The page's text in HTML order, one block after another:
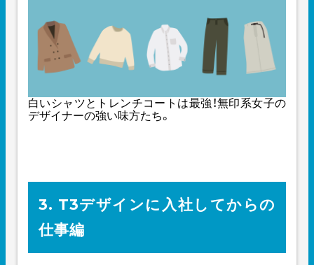
白いシャツとトレンチコートは最強！無印系女子の
デザイナーの強い味方たち。
3. T3デザインに入社してからの
仕事編